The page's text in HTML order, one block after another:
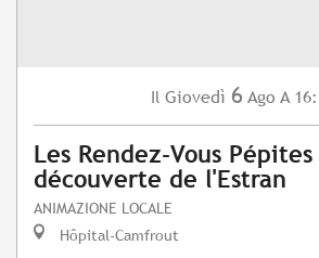
Il Giovedì 6 Ago A
Les Rendez-Vous
découverte de l'Estran
ANIMAZIONE LOCALE
Hôpital-Camfrout